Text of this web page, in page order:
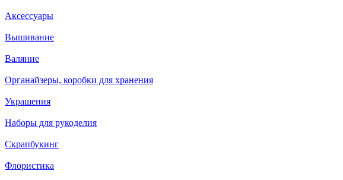
Аксессуары
Вышивание
Валяние
Органайзеры, коробки для хранения
Украшения
Наборы для рукоделия
Скрапбукинг
Флористика